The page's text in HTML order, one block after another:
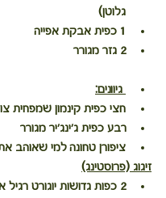
גלוטן)
1 כפית אבקת אפייה⁣
2 גזר מגורר
חצי כפית קינמון שמפחית
רבע כפית ג'ינג'יר מגורר
ציפורן טחונה למי שאוהב
זיגוג (פרוסטינג)
2 כפות גדושות יוגורט רגיל או טבעוני